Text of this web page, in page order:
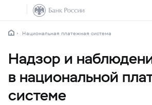
Национальная платежная система
Надзор и
в национальной
системе